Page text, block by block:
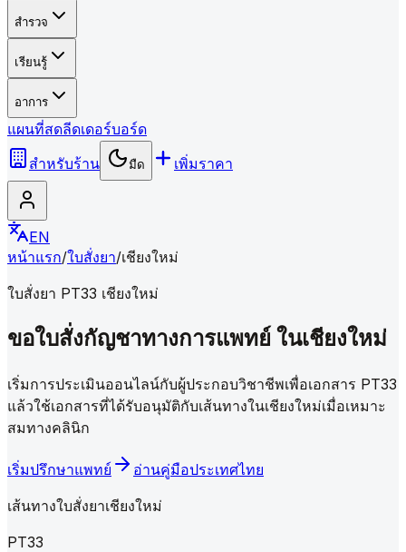
สำรวจ
เรียนรู้
อาการ
แผนที่สดลีดเดอร์บอร์ด
สำหรับร้าน
มืด เพิ่มราคา
EN
หน้าแรก/ใบสั่งยา/เชียงใหม่
ใบสั่งยา PT33 เชียงใหม่
ขอใบสั่งกัญชาทางการแพทย์ ในเชียงใหม่
เริ่มการประเมินออนไลน์กับผู้ประกอบวิชาชีพเพื่อเอกสาร PT33
แล้วใช้เอกสารที่ได้รับอนุมัติกับเส้นทางในเชียงใหม่เมื่อเหมาะ
สมทางคลินิก
เริ่มปรึกษาแพทย์
อ่านคู่มือประเทศไทย
เส้นทางใบสั่งยาเชียงใหม่
PT33